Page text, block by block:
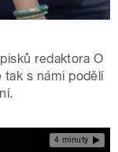
redaktora O
tak s námi podělí
4 minuty